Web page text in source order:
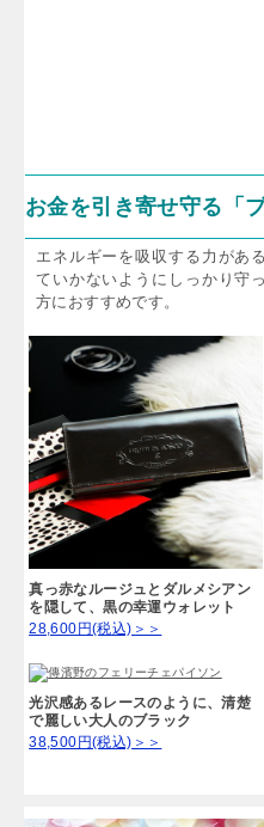
お金を引き寄せ守る「
エネルギーを吸収する力があ
ていかないようにしっかり守
方におすすめです。